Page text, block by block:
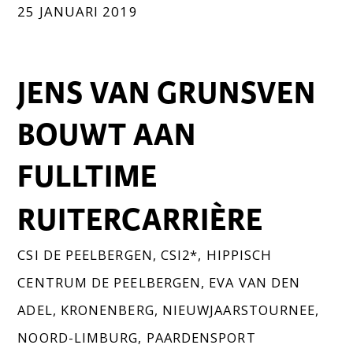
25 JANUARI 2019
JENS VAN GRUNSVEN
BOUWT AAN
FULLTIME
RUITERCARRIÈRE
CSI DE PEELBERGEN, CSI2*, HIPPISCH
CENTRUM DE PEELBERGEN, EVA VAN DEN
ADEL, KRONENBERG, NIEUWJAARSTOURNEE,
NOORD-LIMBURG, PAARDENSPORT